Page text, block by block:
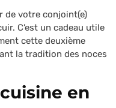
de votre conjoint(e)
C’est un cadeau utile
cette deuxième
la tradition des noces
en